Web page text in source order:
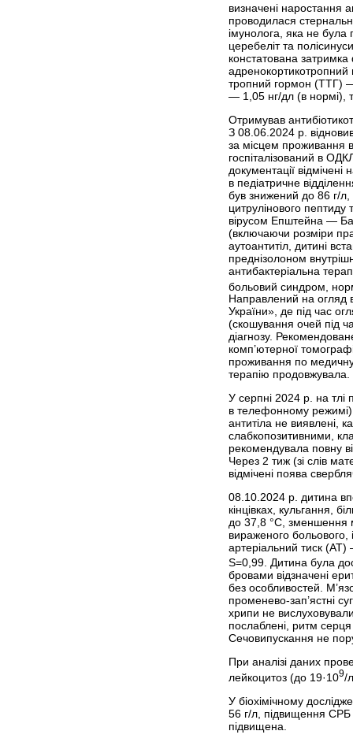
визначені наростання
проводилася
імунолога, яка не була
церебеліт та
констатована
тропний гормон (ТТГ)
— 1,05 нг/дл (в нормі),
Отримував
З 08.06.2024 р.
за місцем проживання
госпіталізований в
документації
в педіатричне
був знижений до 86 г/л,
цитрулінового пептиду
вірусом Епштейна —
(включаючи розміри
аутоантитіл, дитині
преднізолоном
антибактеріальна
больовий синдром,
Направлений на огляд
України», де під час
(скошування очей під
діагнозу.
комп’ютерної
проживання по медичну
терапію продовжувала.
У серпні 2024 р. на тлі
в телефонному режимі)
антитіла не виявлені,
слабкопозитивними,
рекомендувала повну
Через 2 тиж (зі слів
відмічені поява
08.10.2024 р. дитина
кінцівках, кульгання,
до 37,8 °С, зменшення
вираженого больового,
артеріальний тиск
S=0,99. Дитина була
бровами відзначені
без особливостей.
променево-зап’ястні
хрипи не
послаблені, ритм серця
Сечовипускання не
При аналізі даних
лейкоцитоз (до 19·109/
У біохімічному
56 г/л, підвищення СРБ
підвищена.